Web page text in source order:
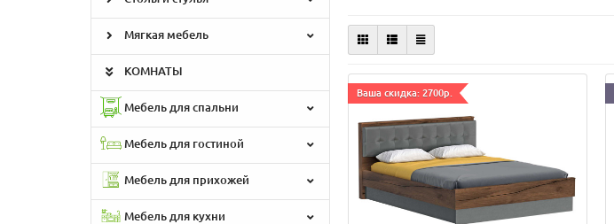
Мягкая мебель
КОМНАТЫ
Мебель для спальни
Мебель для гостиной
Мебель для прихожей
Мебель для кухни
Ваша скидка: 2700р.